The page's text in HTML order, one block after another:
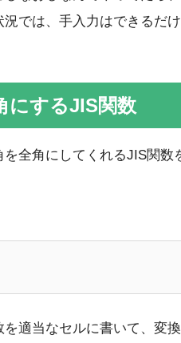
では、手入力はできるだけ
にするJIS関数
を全角にしてくれるJIS関
を適当なセルに書いて、変